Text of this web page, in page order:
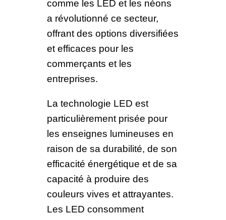
comme les LED et les néons
a révolutionné ce secteur,
offrant des options diversifiées
et efficaces pour les
commerçants et les
entreprises.
La technologie LED est
particulièrement prisée pour
les enseignes lumineuses en
raison de sa durabilité, de son
efficacité énergétique et de sa
capacité à produire des
couleurs vives et attrayantes.
Les LED consomment